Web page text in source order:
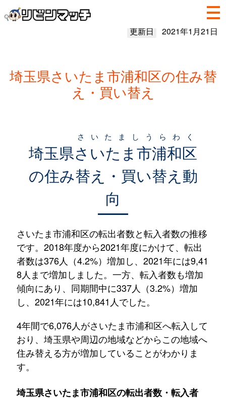
更新日 2021年1月21日
埼玉県さいたま市浦和区の住み替
え・買い替え
埼玉県さいたま市浦和区
さいたましうらわく
の住み替え・買い替え動
向
さいたま市浦和区の転出者数と転入者数の推移
です。2018年度から2021年度にかけて、転出
者数は376人（4.2%）増加し、2021年には9,41
8人まで増加しました。一方、転入者数も増加
傾向にあり、同期間中に337人（3.2%）増加
し、2021年には10,841人でした。
4年間で6,076人がさいたま市浦和区へ転入して
おり、埼玉県や周辺の地域などからこの地域へ
住み替える方が増加していることがわかりま
す。
埼玉県さいたま市浦和区の転出者数・転入者